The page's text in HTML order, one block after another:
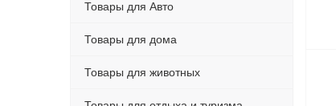
Товары для Авто
Товары для дома
Товары для животных